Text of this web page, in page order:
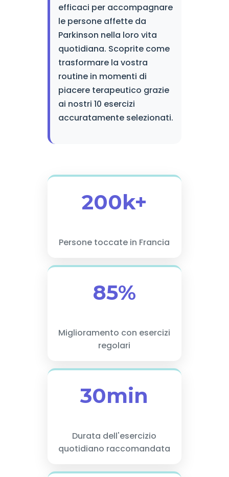
efficaci per accompagnare
le persone affette da
Parkinson nella loro vita
quotidiana. Scoprite come
trasformare la vostra
routine in momenti di
piacere terapeutico grazie
ai nostri 10 esercizi
accuratamente selezionati.
200k+
Persone toccate in Francia
85%
Miglioramento con esercizi
regolari
30min
Durata dell'esercizio
quotidiano raccomandata